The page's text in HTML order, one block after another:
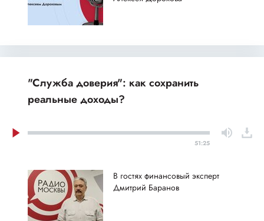
"Служба доверия": как сохранить
реальные доходы?
51:25
В гостях финансовый эксперт
Дмитрий Баранов